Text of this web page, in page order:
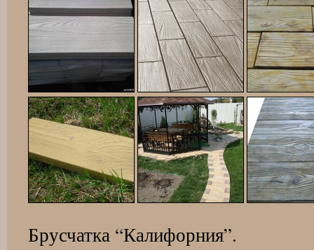
Брусчатка “Калифорния”.